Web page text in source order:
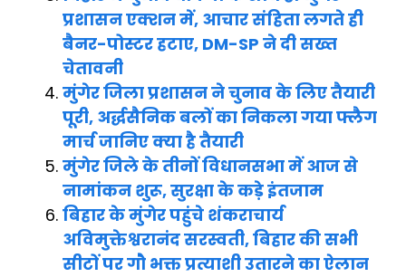
प्रशासन एक्शन में, आचार संहिता लगते ही
बैनर-पोस्टर हटाए, DM-SP ने दी सख्त
चेतावनी
मुंगेर जिला प्रशासन ने चुनाव के लिए तैयारी
पूरी, अर्द्धसैनिक बलों का निकला गया फ्लैग
मार्च जानिए क्या है तैयारी
मुंगेर जिले के तीनों विधानसभा में आज से
नामांकन शुरू, सुरक्षा के कड़े इंतजाम
बिहार के मुंगेर पहुंचे शंकराचार्य
अविमुक्तेश्वरानंद सरस्वती, बिहार की सभी
सीटों पर गौ भक्त प्रत्याशी उतारने का ऐलान